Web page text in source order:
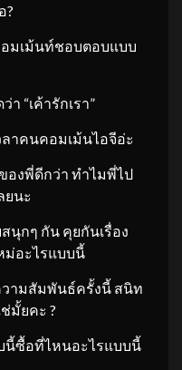
?
มเม้นท์ชอบตอบแบบ
“เค้ารักเรา”
คนคอมเม้นไอจีอ่ะ
งพี่ดีกว่า ทำไมพี่ไป
ยนะ
กๆ กัน คุยกันเรื่อง
หม่อะไรแบบนี้
ามสัมพันธ์ครั้งนี้ สนิท
มั้ยคะ ?
ซื้อที่ไหนอะไรแบบนี้